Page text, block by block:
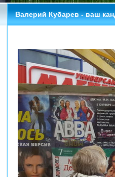
Валерий Кубарев - ваш